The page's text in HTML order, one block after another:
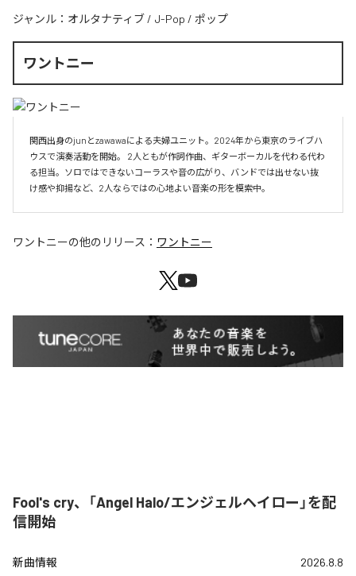
ジャンル： オルタナティブ / J-Pop / ポップ
ワントニー
関西出身のjunとzawawaによる夫婦ユニット。2024年から東京のライブハ
ウスで演奏活動を開始。 2人ともが作詞作曲、ギターボーカルを代わる代わ
る担当。ソロではできないコーラスや音の広がり、バンドでは出せない抜
け感や抑揚など、2人ならではの心地よい音楽の形を模索中。
ワントニーの他のリリース： ワントニー
Fool's cry、「Angel Halo/エンジェルヘイロー」を配
信開始
新曲情報 2026.8.8